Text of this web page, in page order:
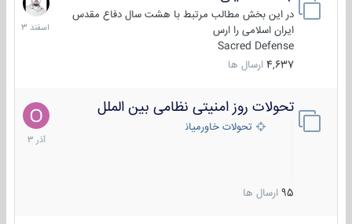
در این بخش مطالب مرتبط با هشت سال دفاع مقدس
ایران اسلامی را ارس
Sacred Defense
4,637 ارسال ها
اسفند
1403
تحولات روز امنیتی نظامی بین الملل
تحولات خاورمیانه
95 ارسال ها
21
آذر
1403